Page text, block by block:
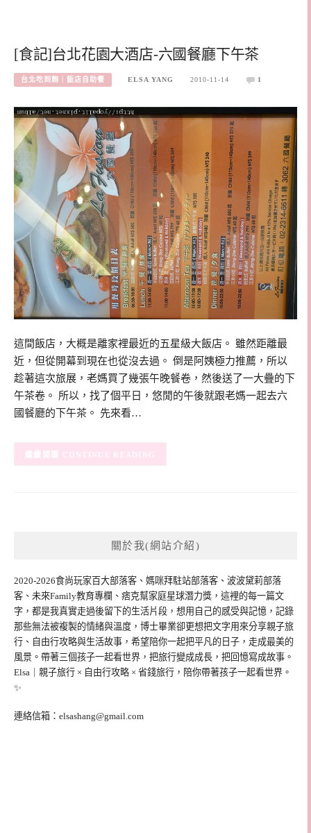
[食記]台北花園大酒店-六國餐廳下午茶
台北吃到飽｜飯店自助餐 ELSA YANG 2010-11-14 1
這間飯店，大概是離家裡最近的五星級大飯店。 雖然距離最
近，但從開幕到現在也從沒去過。 倒是阿姨極力推薦，所以
趁著這次旅展，老媽買了幾張午晚餐卷，然後送了一大疊的下
午茶卷。 所以，找了個平日，悠閒的午後就跟老媽一起去六
國餐廳的下午茶。 先來看…
CONTINUE READING
關於我(網站介紹)
2020-2026食尚玩家百大部落客、媽咪拜駐站部落客、波波黛莉部落
客、未來Family教育專欄、痞克幫家庭星球潛力獎，這裡的每一篇文
字，都是我真實走過後留下的生活片段，想用自己的感受與記憶，記錄
那些無法被複製的情緒與溫度，博士畢業卻更想把文字用來分享親子旅
行、自由行攻略與生活故事，希望陪你一起把平凡的日子，走成最美的
風景。帶著三個孩子一起看世界，把旅行變成成長，把回憶寫成故事。
Elsa｜親子旅行 × 自由行攻略 × 省錢旅行，陪你帶著孩子一起看世界。
✨
連絡信箱： elsashang@gmail.com